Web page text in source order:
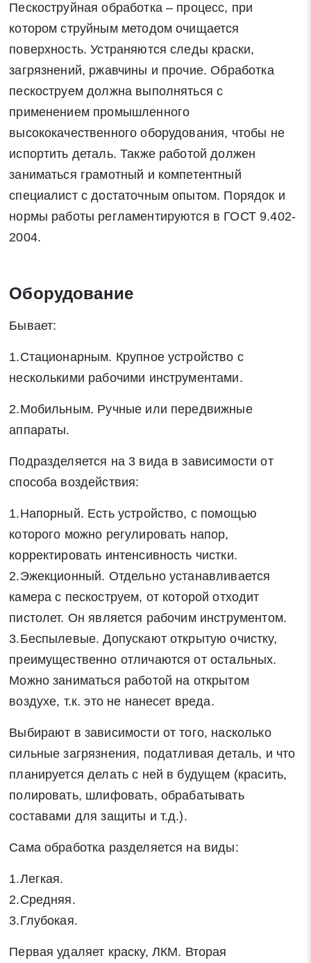
Пескоструйная обработка – процесс, при
котором струйным методом очищается
поверхность. Устраняются следы краски,
загрязнений, ржавчины и прочие. Обработка
пескоструем должна выполняться с
применением промышленного
высококачественного оборудования, чтобы не
испортить деталь. Также работой должен
заниматься грамотный и компетентный
специалист с достаточным опытом. Порядок и
нормы работы регламентируются в ГОСТ 9.402-
2004.
Оборудование
Бывает:
1.Стационарным. Крупное устройство с
несколькими рабочими инструментами.
2.Мобильным. Ручные или передвижные
аппараты.
Подразделяется на 3 вида в зависимости от
способа воздействия:
1.Напорный. Есть устройство, с помощью
которого можно регулировать напор,
корректировать интенсивность чистки.
2.Эжекционный. Отдельно устанавливается
камера с пескоструем, от которой отходит
пистолет. Он является рабочим инструментом.
3.Беспылевые. Допускают открытую очистку,
преимущественно отличаются от остальных.
Можно заниматься работой на открытом
воздухе, т.к. это не нанесет вреда.
Выбирают в зависимости от того, насколько
сильные загрязнения, податливая деталь, и что
планируется делать с ней в будущем (красить,
полировать, шлифовать, обрабатывать
составами для защиты и т.д.).
Сама обработка разделяется на виды:
1.Легкая.
2.Средняя.
3.Глубокая.
Первая удаляет краску, ЛКМ. Вторая